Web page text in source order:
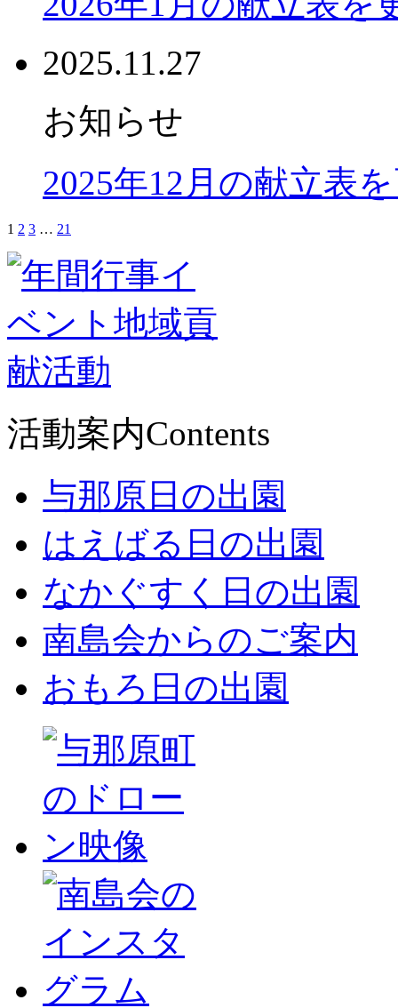
2025.11.27
お知らせ
2025年12月の献立表
1 2 3 … 21
活動案内Contents
与那原日の出園
はえばる日の出園
なかぐすく日の出園
南島会からのご案内
おもろ日の出園